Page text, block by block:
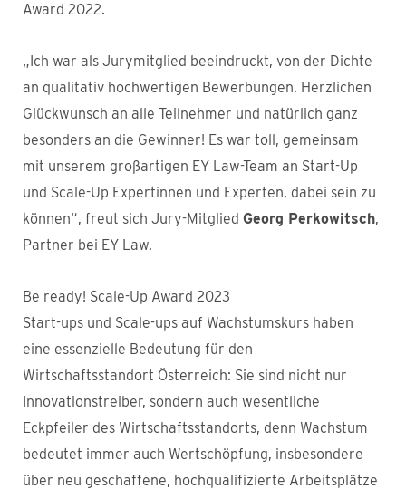
Award 2022.
„Ich war als Jurymitglied beeindruckt, von der Dichte
an qualitativ hochwertigen Bewerbungen. Herzlichen
Glückwunsch an alle Teilnehmer und natürlich ganz
besonders an die Gewinner! Es war toll, gemeinsam
mit unserem großartigen EY Law-Team an Start-Up
und Scale-Up Expertinnen und Experten, dabei sein zu
können“, freut sich Jury-Mitglied Georg Perkowitsch,
Partner bei EY Law.
Be ready! Scale-Up Award 2023
Start-ups und Scale-ups auf Wachstumskurs haben
eine essenzielle Bedeutung für den
Wirtschaftsstandort Österreich: Sie sind nicht nur
Innovationstreiber, sondern auch wesentliche
Eckpfeiler des Wirtschaftsstandorts, denn Wachstum
bedeutet immer auch Wertschöpfung, insbesondere
über neu geschaffene, hochqualifizierte Arbeitsplätze